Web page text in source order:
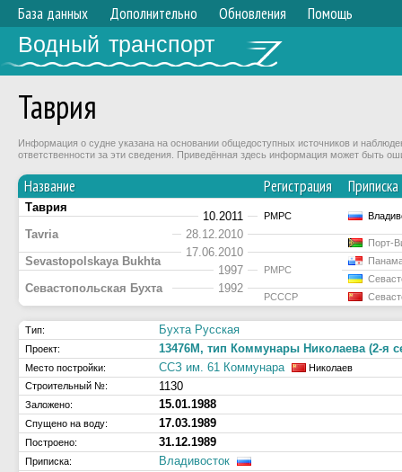
База данных Дополнительно Обновления Помощь
Водный транспорт
Таврия
Информация о судне указана на основании общедоступных источников и
ответственности за эти сведения. Приведённая здесь информация может быть
Название Регистрация Приписка
Таврия
10.2011 РМРС
Tavria
28.12.2010
17.06.2010
Порт-
Sevastopolskaya Bukhta
1997 РМРС
Севастопольская Бухта 1992
РСССР
Тип: Бухта Русская
Проект: 13476М, тип Коммунары Николаева (2-я
Место постройки: ССЗ им. 61 Коммунара
Николаев
Строительный №:
1130
Заложено: 15.01.1988
Спущено на воду: 17.03.1989
Построено: 31.12.1989
Приписка: Владивосток